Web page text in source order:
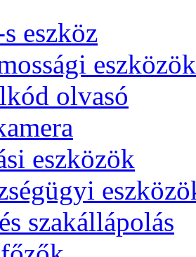
eszköz
eszközök
olvasó
eszközök
szakállápolás